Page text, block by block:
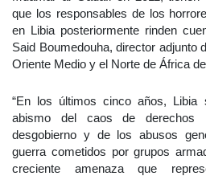
que los responsables de los
en Libia posteriormente rinden
Said Boumedouha, director adjunto
Oriente Medio y el Norte de África
“En los últimos cinco años,
abismo del caos de derechos
desgobierno y de los abusos
guerra cometidos por grupos
creciente amenaza que